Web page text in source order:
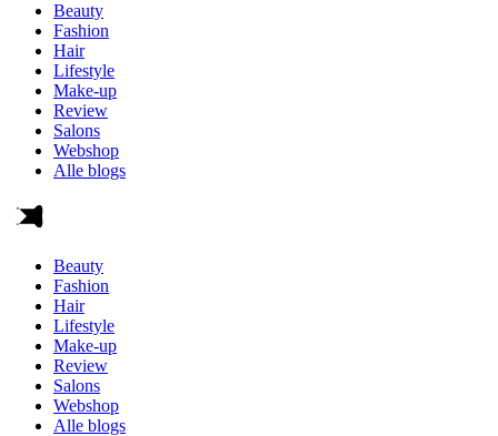
Beauty
Fashion
Hair
Lifestyle
Make-up
Review
Salons
Webshop
Alle blogs
Beauty
Fashion
Hair
Lifestyle
Make-up
Review
Salons
Webshop
Alle blogs